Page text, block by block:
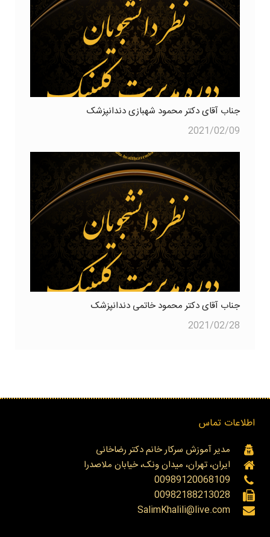
جناب آقای دکتر محمود شهبازی دندانپزشک
2021/02/09
جناب آقای دکتر محمود خاتمی دندانپزشک
2021/02/28
اطلاعات تماس
مدیر آموزش سرکار خانم دکتر رضاخانی
ایران، تهران، میدان ونک، خیابان ملاصدرا
00989120068109
00982188213028
SalimKhalili@live.com